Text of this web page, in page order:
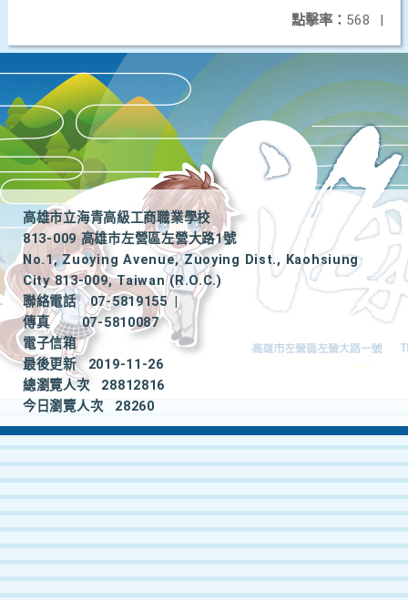
點擊率： 568 |
高雄市立海青高級工商職業學校
813-009 高雄市左營區左營大路1號
No.1, Zuoying Avenue, Zuoying Dist., Kaohsiung
City 813-009, Taiwan (R.O.C.)
聯絡電話
07-5819155
|
傳真
07-5810087
電子信箱
最後更新
2019-11-26
總瀏覽人次
28812816
今日瀏覽人次
28260